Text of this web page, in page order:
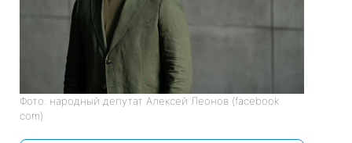
Фото: народный депутат Алексей Леонов (facebook
com)